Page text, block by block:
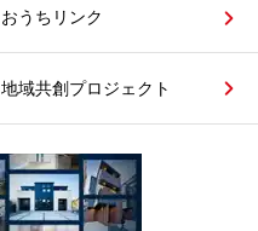
おうちリンク
地域共創プロジェクト